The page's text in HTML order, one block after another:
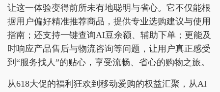
让这一体验变得前所未有地聪明与省心。它不仅能根
据用户偏好精准推荐商品，提供专业选购建议与使用
指南；还支持一键查询AI豆余额、辅助下单；更能及
时响应产品售后与物流咨询等问题，让用户真正感受
到“服务找人”的贴心，享受流畅、省心的购物之旅。
从618大促的福利狂欢到移动爱购的权益汇聚，从AI